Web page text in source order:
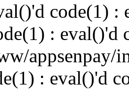
code(1) :
: eval()'d
appsenpay/
: eval()'d